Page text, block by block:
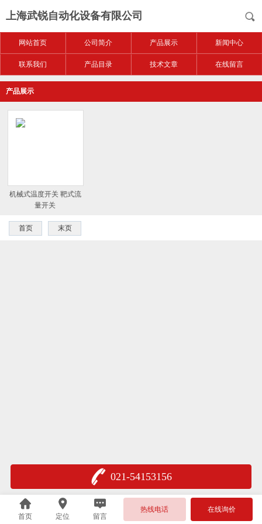
上海武锐自动化设备有限公司
网站首页 公司简介 产品展示 新闻中心
联系我们 产品目录 技术文章 在线留言
产品展示
机械式温度开关 靶式流
量开关
首页 末页
021-54153156
首页 定位 留言
热线电话 在线询价